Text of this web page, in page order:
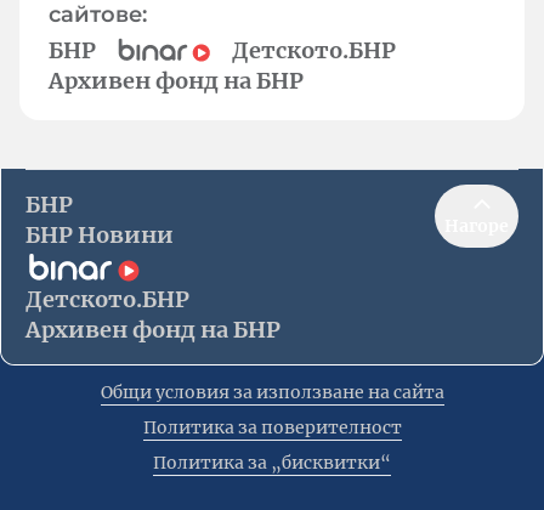
сайтове:
БНР
Детското.БНР
Архивен фонд на БНР
БНР
БНР Новини
Детското.БНР
Архивен фонд на БНР
Общи условия за използване на сайта
Политика за поверителност
Политика за „бисквитки“